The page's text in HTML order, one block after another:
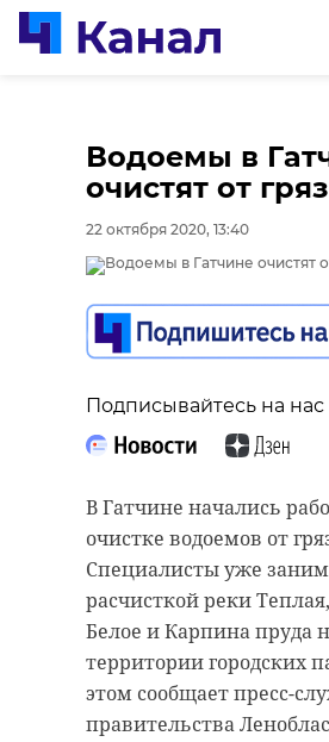
Водоемы в
очистят от
22 октября 2020, 13:40
Подписывайтесь на нас
В Гатчине начались
очистке водоемов от
Специалисты уже
расчисткой реки
Белое и Карпина пруда
территории городских
этом сообщает пресс-
правительства
Сосновоборец
разгадал тайну
могилы на
старинном
и узнал много
об истории
11 февраля 2020, 14:59
В Каменке
состоялась
реконструкция
прорыва
Маннергейма"
11 февраля 2020, 14:55